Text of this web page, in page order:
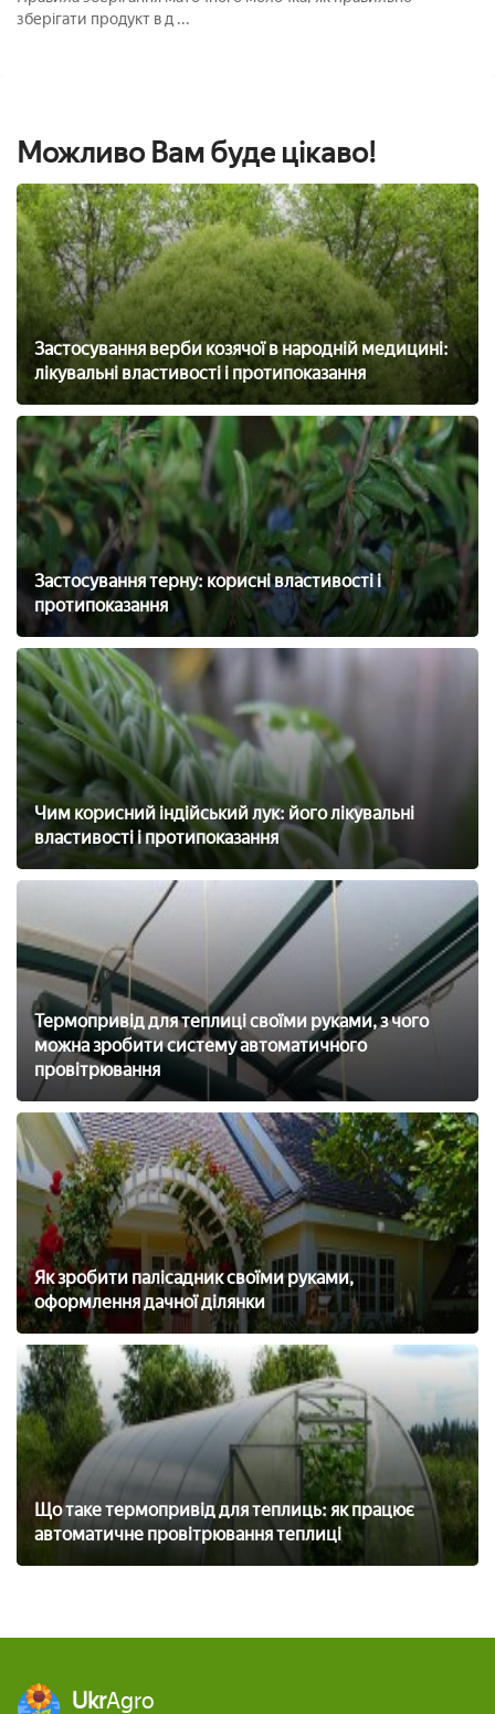
зберігати продукт в д ...
Можливо Вам буде цікаво!
Застосування верби козячої в народній медицині:
лікувальні властивості і протипоказання
Застосування терну: корисні властивості і
протипоказання
Чим корисний індійський лук: його лікувальні
властивості і протипоказання
Термопривід для теплиці своїми руками, з чого
можна зробити систему автоматичного
провітрювання
Як зробити палісадник своїми руками,
оформлення дачної ділянки
Що таке термопривід для теплиць: як працює
автоматичне провітрювання теплиці
UkrAgro